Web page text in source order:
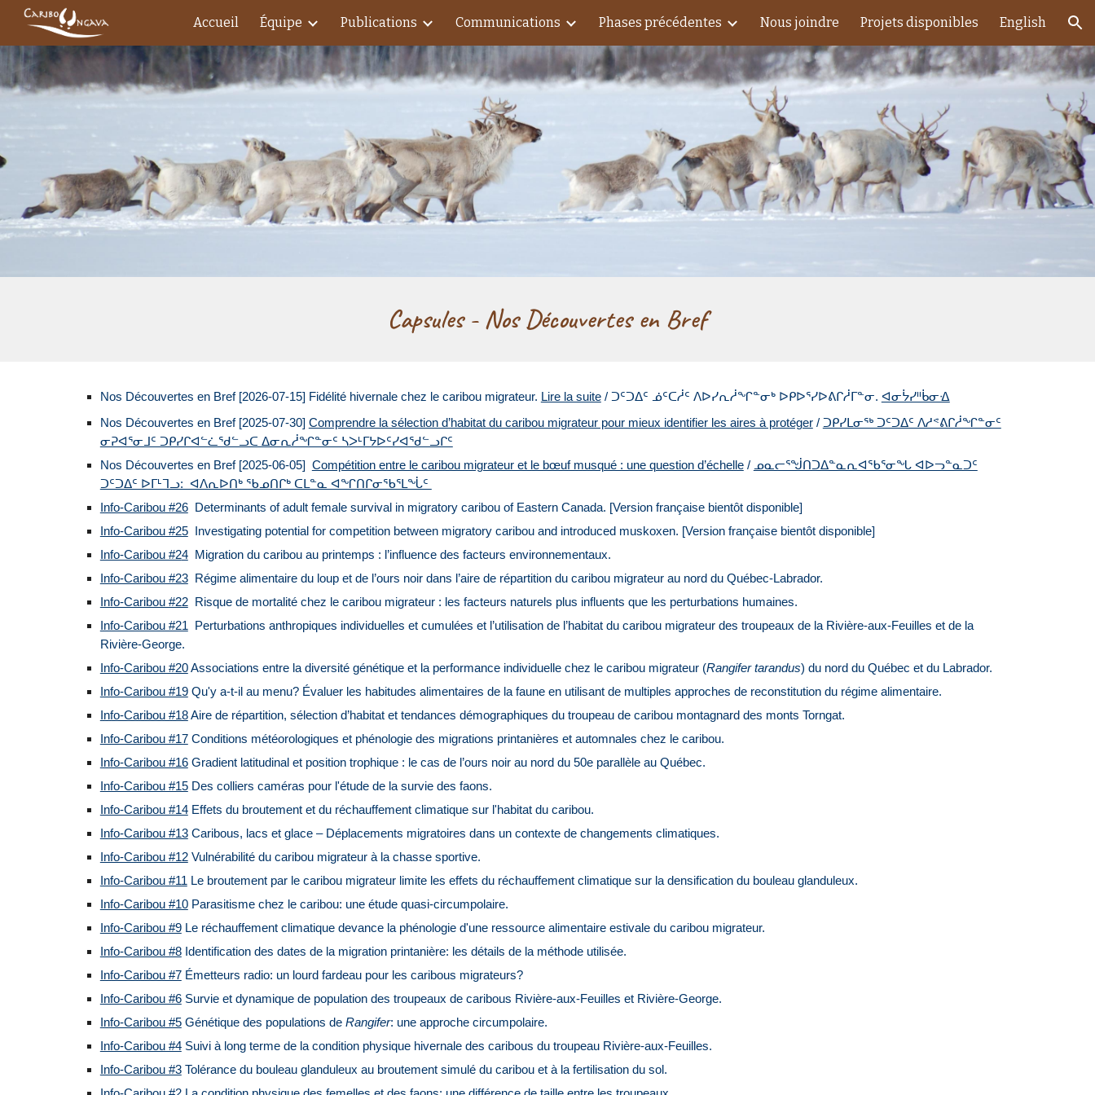
Skip to main content Skip to navigation
Accueil Équipe Publications Communications Phases précédentes Nous joindre Projets disponibles English
Capsules - Nos Découvertes en Bref
Nos Découvertes en Bref [2026-07-15] Fidélité hivernale chez le caribou migrateur. Lire la suite/ ᑐᑦᑐᐃᑦ ᓅᑦᑕᓲᑦ ᐱᐅᓯᕆᓲᖏᓐᓂᒃ ᐅᑭᐅᕐᓯᐅᕕᒋᓲᒥᓐᓂ. ᐊᓂᔮᓯᐦᑳᓂᐎ
Nos Découvertes en Bref [2025-07-30] Comprendre la sélection d’habitat du caribou migrateur pour mieux identifier les aires à protéger/ ᑐᑭᓯᒪᓂᖅ ᑐᑦᑐᐃᑦ ᐱᓱᕝᕕᒋᓲᖏᓐᓂᑦ
ᓂᕈᐊᕐᓂᒧᑦ ᑐᑭᓯᒋᐊᓪᓛᖁᓪᓗᑕ ᐃᓂᕆᓲᖏᓐᓂᑦ ᓴᐳᒻᒥᔭᐅᑦᓯᐊᖁᓪᓗᒋᑦ
Nos Découvertes en Bref [2025-06-05] Compétition entre le caribou migrateur et le bœuf musqué : une question d’échelle/ ᓄᓇᓕᕐᖒᑎᑐᐃᓐᓇᕆᐊᖃᕐᓂᖓ ᐊᐅᓓᓐᓇᑐᑦ
ᑐᑦᑐᐃᑦ ᐅᒥᒻᒣᓗ: ᐊᐱᕆᐅᑎᒃ ᖃᓄᑎᒋᒃ ᑕᒪᓐᓇ ᐊᖏᑎᒋᓂᖃᕐᒪᖔᑦ
Info-Caribou #26Determinants of adult female survival in migratory caribou of Eastern Canada. [Version française bientôt disponible]
Info-Caribou #25Investigating potential for competition between migratory caribou and introduced muskoxen. [Version française bientôt disponible]
Info-Caribou #24
Migration du caribou au printemps : l’influence des facteurs environnementaux.
Info-Caribou #23Régime alimentaire du loup et de l’ours noir dans l’aire de répartition du caribou migrateur au nord du Québec-Labrador.
Info-Caribou #22Risque de mortalité chez le caribou migrateur : les facteurs naturels plus influents que les perturbations humaines.
Info-Caribou #21 Perturbations anthropiques individuelles et cumulées et l’utilisation de l’habitat du caribou migrateur des troupeaux de la Rivière-aux-Feuilles et de la
Rivière-George.
Info-Caribou #20Associations entre la diversité génétique et la performance individuelle chez le caribou migrateur (Rangifer tarandus) du nord du Québec et du Labrador.
Info-Caribou #19Qu'y a-t-il au menu? Évaluer les habitudes alimentaires de la faune en utilisant de multiples approches de reconstitution du régime alimentaire.
Info-Caribou #18Aire de répartition, sélection d’habitat et tendances démographiques du troupeau de caribou montagnard des monts Torngat.
Info-Caribou #17Conditions météorologiques et phénologie des migrations printanières et automnales chez le caribou.
Info-Caribou #16Gradient latitudinal et position trophique : le cas de l’ours noir au nord du 50e parallèle au Québec.
Info-Caribou #15Des colliers caméras pour l'étude de la survie des faons.
Info-Caribou #14Effets du broutement et du réchauffement climatique sur l'habitat du caribou.
Info-Caribou #13Caribous, lacs et glace – Déplacements migratoires dans un contexte de changements climatiques.
Info-Caribou #12Vulnérabilité du caribou migrateur à la chasse sportive.
Info-Caribou #11 Le broutement par le caribou migrateur limite les effets du réchauffement climatique sur la densification du bouleau glanduleux.
Info-Caribou #10Parasitisme chez le caribou: une étude quasi-circumpolaire.
Info-Caribou #9Le réchauffement climatique devance la phénologie d'une ressource alimentaire estivale du caribou migrateur.
Info-Caribou #8Identification des dates de la migration printanière: les détails de la méthode utilisée.
Info-Caribou #7Émetteurs radio: un lourd fardeau pour les caribous migrateurs?
Info-Caribou #6Survie et dynamique de population des troupeaux de caribous Rivière-aux-Feuilles et Rivière-George.
Info-Caribou #5Génétique des populations de Rangifer: une approche circumpolaire.
Info-Caribou #4Suivi à long terme de la condition physique hivernale des caribous du troupeau Rivière-aux-Feuilles.
Info-Caribou #3Tolérance du bouleau glanduleux au broutement simulé du caribou et à la fertilisation du sol.